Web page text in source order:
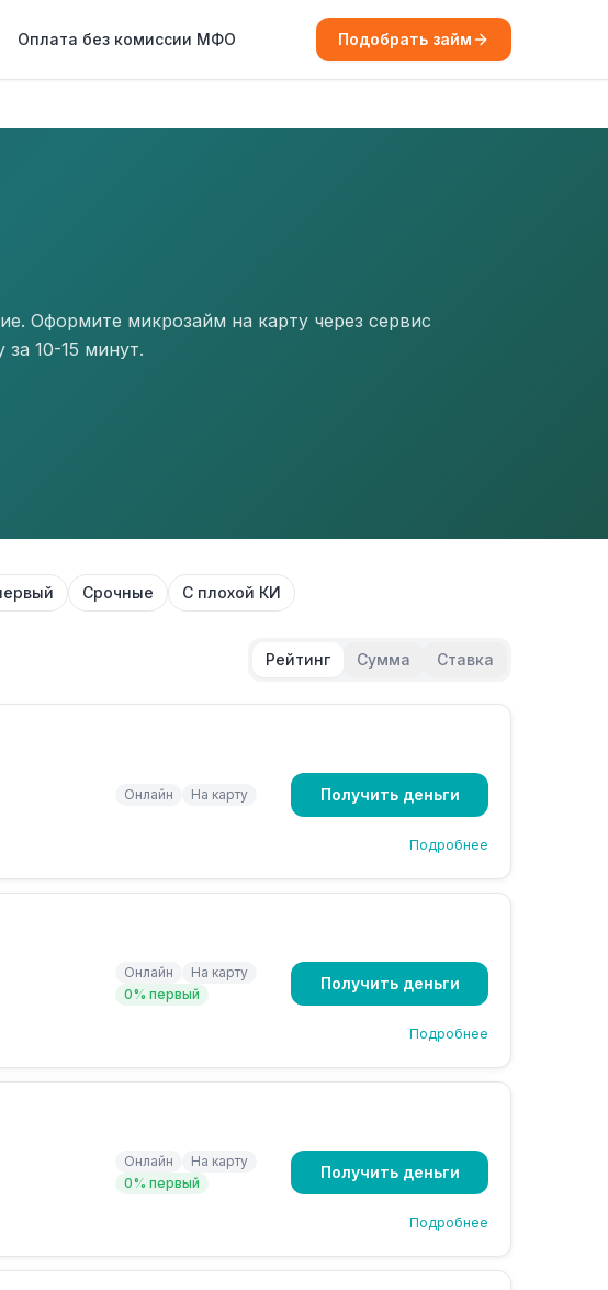
Оплата без комиссии МФО Подобрать займ
Оформите микрозайм на карту через сервис
10-15 минут.
Срочные С плохой КИ
Рейтинг Сумма Ставка
Онлайн На карту Получить деньги
Подробнее
Онлайн
На карту
0% первый
Получить деньги
Подробнее
Онлайн
На карту
0% первый
Получить деньги
Подробнее